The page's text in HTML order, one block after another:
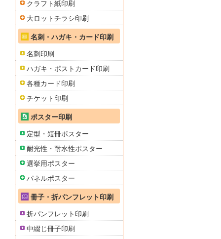
クラフト紙印刷
大ロットチラシ印刷
名刺・ハガキ・カード印刷
名刺印刷
ハガキ・ポストカード印刷
各種カード印刷
チケット印刷
ポスター印刷
定型・短冊ポスター
耐光性・耐水性ポスター
選挙用ポスター
パネルポスター
冊子・折パンフレット印刷
折パンフレット印刷
中綴じ冊子印刷